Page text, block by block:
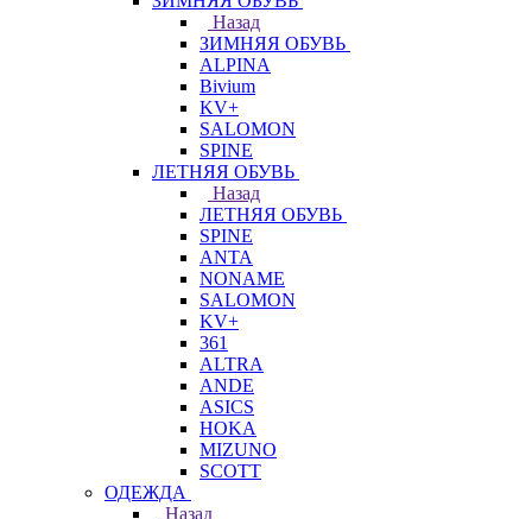
Назад
ЗИМНЯЯ ОБУВЬ
ALPINA
Bivium
KV+
SALOMON
SPINE
ЛЕТНЯЯ ОБУВЬ
Назад
ЛЕТНЯЯ ОБУВЬ
SPINE
ANTA
NONAME
SALOMON
KV+
361
ALTRA
ANDE
ASICS
HOKA
MIZUNO
SCOTT
ОДЕЖДА
Назад